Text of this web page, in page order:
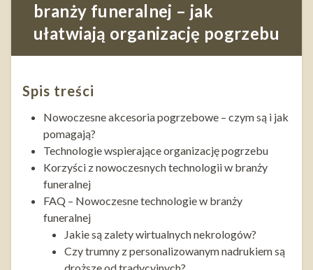
branży funeralnej – jak
ułatwiają organizację pogrzebu
Spis treści
Nowoczesne akcesoria pogrzebowe – czym są i jak
pomagają?
Technologie wspierające organizację pogrzebu
Korzyści z nowoczesnych technologii w branży
funeralnej
FAQ – Nowoczesne technologie w branży
funeralnej
Jakie są zalety wirtualnych nekrologów?
Czy trumny z personalizowanym nadrukiem są